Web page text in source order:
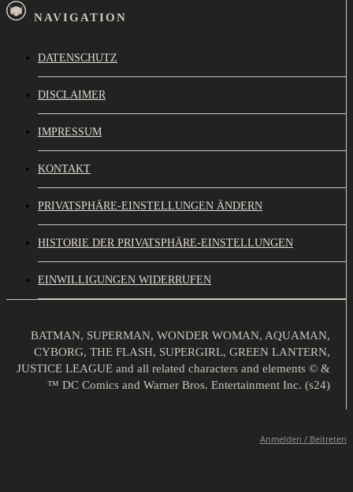
NAVIGATION
DATENSCHUTZ
DISCLAIMER
IMPRESSUM
KONTAKT
PRIVATSPHÄRE-EINSTELLUNGEN ÄNDERN
HISTORIE DER PRIVATSPHÄRE-EINSTELLUNGEN
EINWILLIGUNGEN WIDERRUFEN
BATMAN, SUPERMAN, WONDER WOMAN, AQUAMAN,
CYBORG, THE FLASH, SUPERGIRL, GREEN LANTERN,
JUSTICE LEAGUE and all related characters and elements © &
™ DC Comics and Warner Bros. Entertainment Inc. (s24)
Anmelden / Beitreten